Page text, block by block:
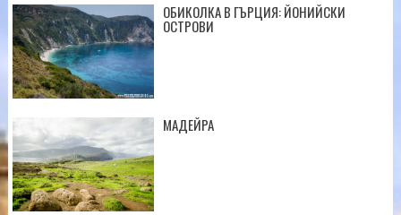
ОБИКОЛКА В ГЪРЦИЯ: ЙОНИЙСКИ
ОСТРОВИ
МАДЕЙРА